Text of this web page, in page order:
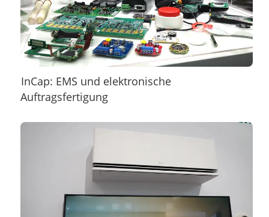
InCap: EMS und elektronische
Auftragsfertigung